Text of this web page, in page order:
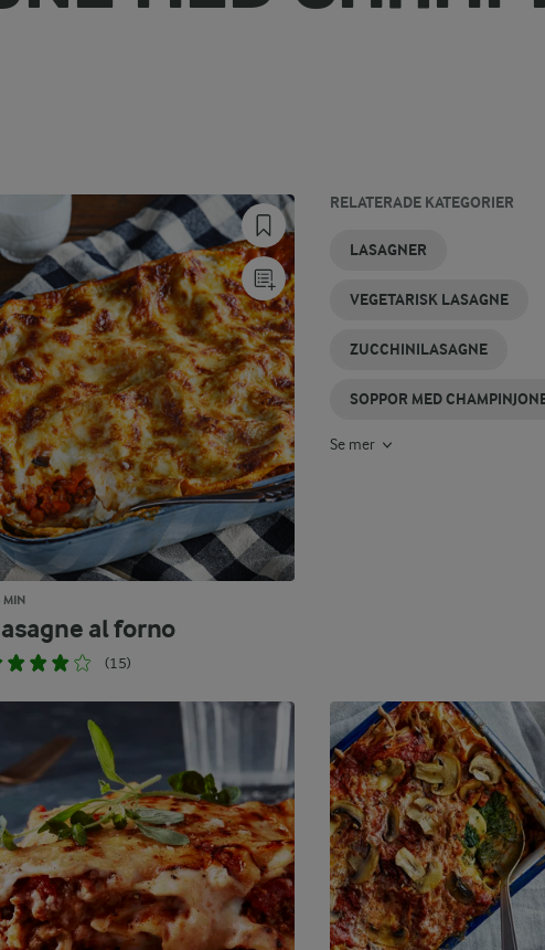
MIN
al forno
(15)
RELATERADE KATEGORIER
LASAGNER
VEGETARISK LASAGNE
ZUCCHINILASAGNE
SOPPOR MED
CHAMPINJONER
SKALDJURSLASAGNE
KRÄMIG
LASAGNE
PASTA MED
CHAMPINJONER
SPENATLASAGNE
SNABB
LASAGNE
Se mer